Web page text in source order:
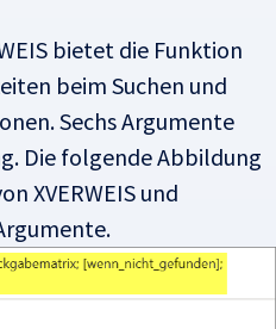
bietet die Funktion
beim Suchen und
Sechs Argumente
Die folgende Abbildung
XVERWEIS und